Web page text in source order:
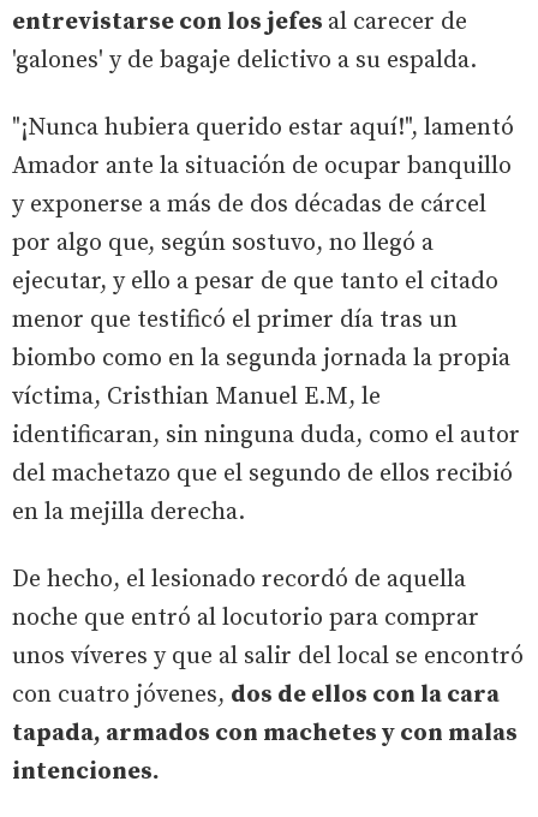
entrevistarse con los jefes al carecer de
'galones' y de bagaje delictivo a su espalda.
"¡Nunca hubiera querido estar aquí!", lamentó
Amador ante la situación de ocupar banquillo
y exponerse a más de dos décadas de cárcel
por algo que, según sostuvo, no llegó a
ejecutar, y ello a pesar de que tanto el citado
menor que testificó el primer día tras un
biombo como en la segunda jornada la propia
víctima, Cristhian Manuel E.M, le
identificaran, sin ninguna duda, como el autor
del machetazo que el segundo de ellos recibió
en la mejilla derecha.
De hecho, el lesionado recordó de aquella
noche que entró al locutorio para comprar
unos víveres y que al salir del local se encontró
con cuatro jóvenes, dos de ellos con la cara
tapada, armados con machetes y con malas
intenciones.